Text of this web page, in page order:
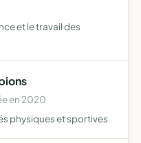
et le travail des
en 2020
physiques et sportives